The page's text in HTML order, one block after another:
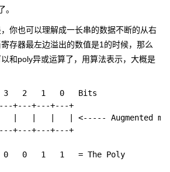
。
你也可以理解成一长串的数据不断的从右
存器最左边溢出的数值是1的时候，那么
和poly异或运算了，用算法表示，大概是
2   1   0   Bits
+---+---+---+
|   |   |   | <----- Augmented
+---+---+---+